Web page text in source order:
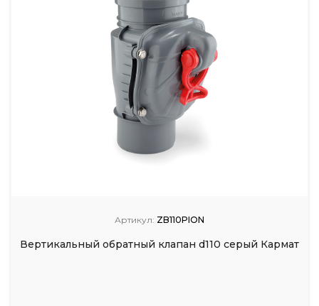
Артикул: ZB110PION
Вертикальный обратный клапан d110 серый Кармат